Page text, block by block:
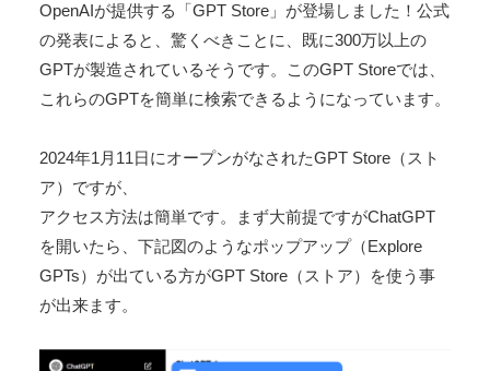
OpenAIが提供する「GPT Store」が登場しました！公式
の発表によると、驚くべきことに、既に300万以上の
GPTが製造されているそうです。このGPT Storeでは、
これらのGPTを簡単に検索できるようになっています。
2024年1月11日にオープンがなされたGPT Store（スト
ア）ですが、
アクセス方法は簡単です。まず大前提ですがChatGPT
を開いたら、下記図のようなポップアップ（Explore
GPTs）が出ている方がGPT Store（ストア）を使う事
が出来ます。